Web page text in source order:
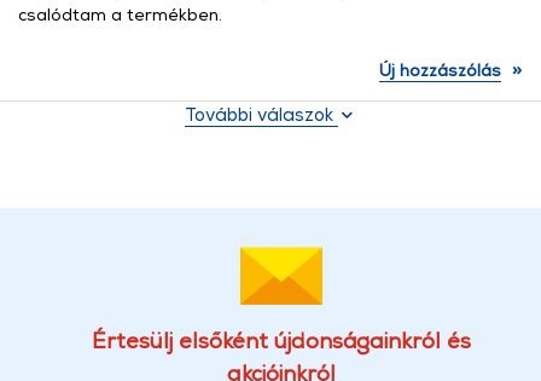
csalódtam a termékben.
Új hozzászólás »
További válaszok
Értesülj elsőként újdonságainkról és
akcióinkról